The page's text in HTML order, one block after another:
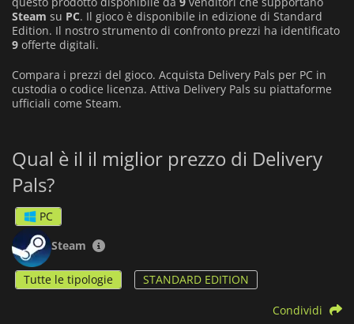
Steam su PC. Il gioco è disponibile in edizione di Standard
Edition. Il nostro strumento di confronto prezzi ha identificato
9 offerte digitali.
Compara i prezzi del gioco. Acquista Delivery Pals per PC in
custodia o codice licenza. Attiva Delivery Pals su piattaforme
ufficiali come Steam.
Qual è il il miglior prezzo di Delivery
Pals?
PC
Steam
Tutte le tipologie STANDARD EDITION
Condividi